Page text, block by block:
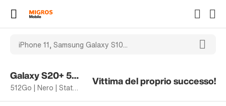
Galaxy S20+ 5G (dual sim)
512Go | Nero | Stato corretto
Vittima del proprio successo!